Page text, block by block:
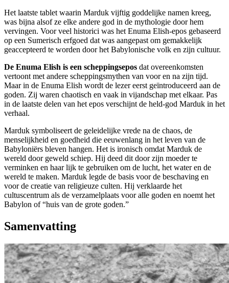
Het laatste tablet waarin Marduk vijftig goddelijke namen kreeg,
was bijna alsof ze elke andere god in de mythologie door hem
vervingen. Voor veel historici was het Enuma Elish-epos gebaseerd
op een Sumerisch erfgoed dat was aangepast om gemakkelijk
geaccepteerd te worden door het Babylonische volk en zijn cultuur.
De Enuma Elish is een scheppingsepos dat overeenkomsten
vertoont met andere scheppingsmythen van voor en na zijn tijd.
Maar in de Enuma Elish wordt de lezer eerst geïntroduceerd aan de
goden. Zij waren chaotisch en vaak in vijandschap met elkaar. Pas
in de laatste delen van het epos verschijnt de held-god Marduk in het
verhaal.
Marduk symboliseert de geleidelijke vrede na de chaos, de
menselijkheid en goedheid die eeuwenlang in het leven van de
Babyloniërs bleven hangen. Het is ironisch omdat Marduk de
wereld door geweld schiep. Hij deed dit door zijn moeder te
verminken en haar lijk te gebruiken om de lucht, het water en de
wereld te maken. Marduk legde de basis voor de beschaving en
voor de creatie van religieuze culten. Hij verklaarde het
cultuscentrum als de verzamelplaats voor alle goden en noemt het
Babylon of “huis van de grote goden.”
Samenvatting